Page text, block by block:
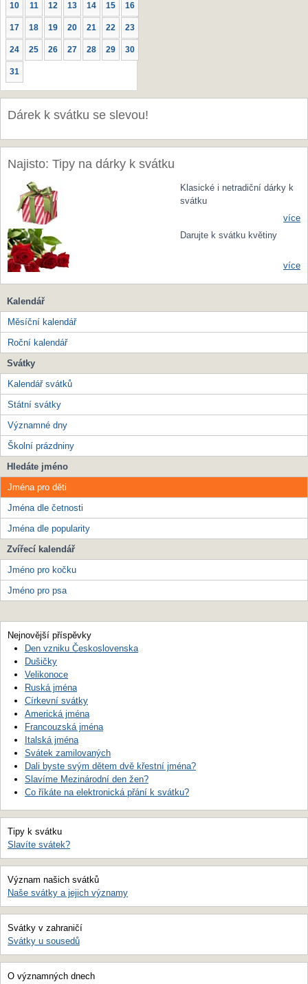
10 11 12 13 14 15 16
17 18 19 20 21 22 23
24 25 26 27 28 29 30
31
Dárek k svátku se slevou!
Najisto: Tipy na dárky k svátku
Klasické i netradiční dárky k
svátku
více
Darujte k svátku květiny
více
Kalendář
Měsíční kalendář
Roční kalendář
Svátky
Kalendář svátků
Státní svátky
Významné dny
Školní prázdniny
Hledáte jméno
Jména pro děti
Jména dle četnosti
Jména dle popularity
Zvířecí kalendář
Jméno pro kočku
Jméno pro psa
Nejnovější příspěvky
Den vzniku Československa
Dušičky
Velikonoce
Ruská jména
Církevní svátky
Americká jména
Francouzská jména
Italská jména
Svátek zamilovaných
Dali byste svým dětem dvě křestní jména?
Slavíme Mezinárodní den žen?
Co říkáte na elektronická přání k svátku?
Tipy k svátku
Slavíte svátek?
Význam našich svátků
Naše svátky a jejich významy
Svátky v zahraničí
Svátky u sousedů
O významných dnech